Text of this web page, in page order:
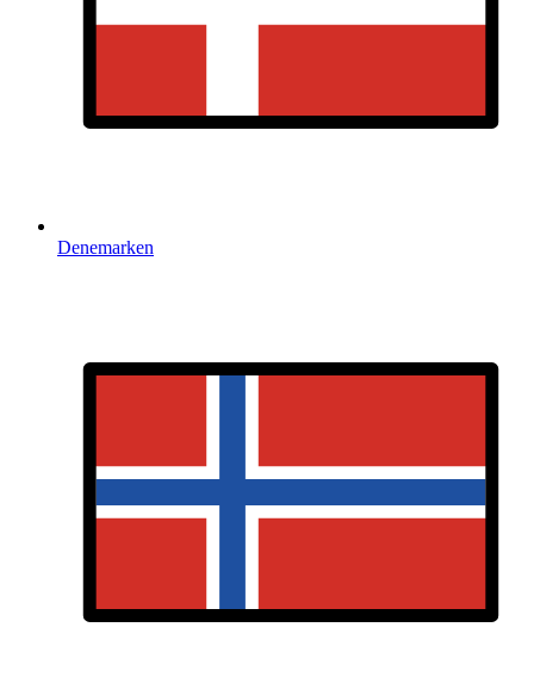
Denemarken